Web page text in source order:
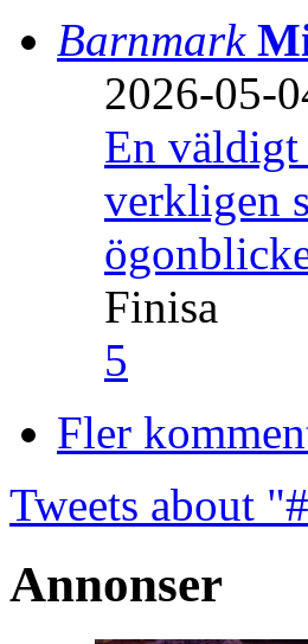
Barnmark
2026-05-
En väldigt
verkligen
Finisa
5
Fler
Tweets about
Annonser